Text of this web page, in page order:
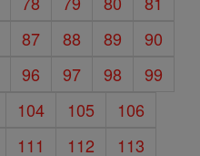
87 88 89
90
96 97 98
99
104 105
106
111 112
113